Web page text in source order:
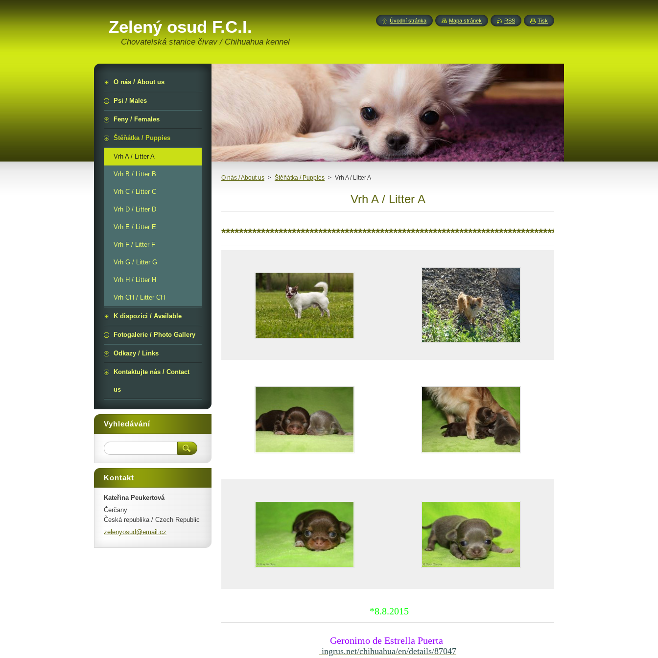
Zelený osud F.C.I.
Chovatelská stanice čivav / Chihuahua kennel
O nás / About us > Štěňátka / Puppies > Vrh A / Litter A
Vrh A / Litter A
*******************************************************************************************
*8.8.2015
Geronimo de Estrella Puerta
ingrus.net/chihuahua/en/details/87047
O nás / About us
Psi / Males
Feny / Females
Štěňátka / Puppies
Vrh A / Litter A
Vrh B / Litter B
Vrh C / Litter C
Vrh D / Litter D
Vrh E / Litter E
Vrh F / Litter F
Vrh G / Litter G
Vrh H / Litter H
Vrh CH / Litter CH
K dispozici / Available
Fotogalerie / Photo Gallery
Odkazy / Links
Kontaktujte nás / Contact
us
Vyhledávání
Kontakt
Kateřina Peukertová
Čerčany
Česká republika / Czech Republic
zelenyosud@email .cz
Úvodní stránka Mapa stránek RSS Tisk